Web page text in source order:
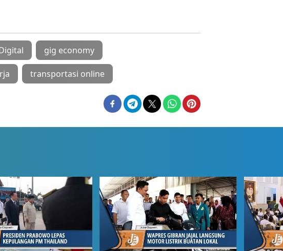
gig economy
transportasi online